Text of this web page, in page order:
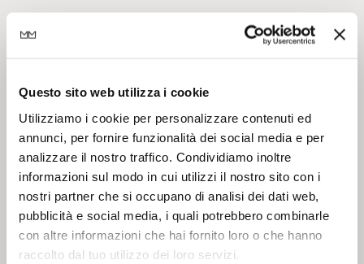
Questo sito web utilizza i cookie
Utilizziamo i cookie per personalizzare contenuti ed
annunci, per fornire funzionalità dei social media e per
analizzare il nostro traffico. Condividiamo inoltre
informazioni sul modo in cui utilizzi il nostro sito con i
nostri partner che si occupano di analisi dei dati web,
pubblicità e social media, i quali potrebbero combinarle
con altre informazioni che hai fornito loro o che hanno
raccolto dal tuo utilizzo dei loro servizi.
Archivi
July 2026
May 2026